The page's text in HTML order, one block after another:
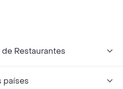
Restaurantes
países